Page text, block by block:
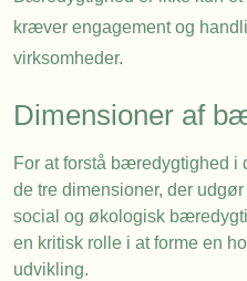
kræver engagement og
virksomheder.
Dimensioner af
For at forstå bæredygtighed i
de tre dimensioner, der
social og økologisk
en kritisk rolle i at forme en
udvikling.